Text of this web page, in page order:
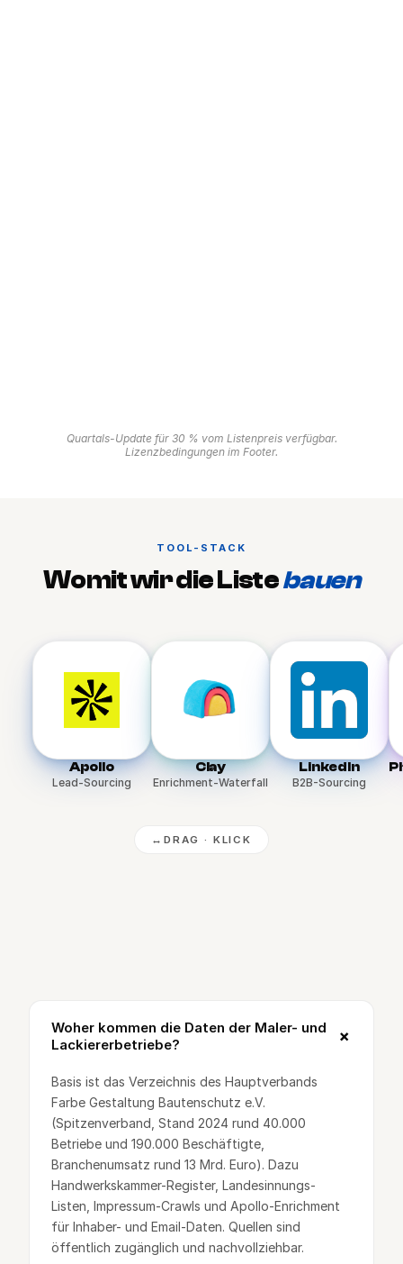
Quartals-Update für 30 % vom Listenpreis verfügbar.
Lizenzbedingungen im Footer.
TOOL-STACK
Womit wir die Listebauen
Apollo
Lead-Sourcing
Clay
Enrichment-Waterfall
LinkedIn
B2B-Sourcing
↔ DRAG · KLICK
Woher kommen die Daten der Maler- und
Lackiererbetriebe?
+
Basis ist das Verzeichnis des Hauptverbands
Farbe Gestaltung Bautenschutz e.V.
(Spitzenverband, Stand 2024 rund 40.000
Betriebe und 190.000 Beschäftigte,
Branchenumsatz rund 13 Mrd. Euro). Dazu
Handwerkskammer-Register, Landesinnungs-
Listen, Impressum-Crawls und Apollo-Enrichment
für Inhaber- und Email-Daten. Quellen sind
öffentlich zugänglich und nachvollziehbar.